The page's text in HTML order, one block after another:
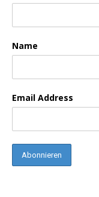
Name
Email Address